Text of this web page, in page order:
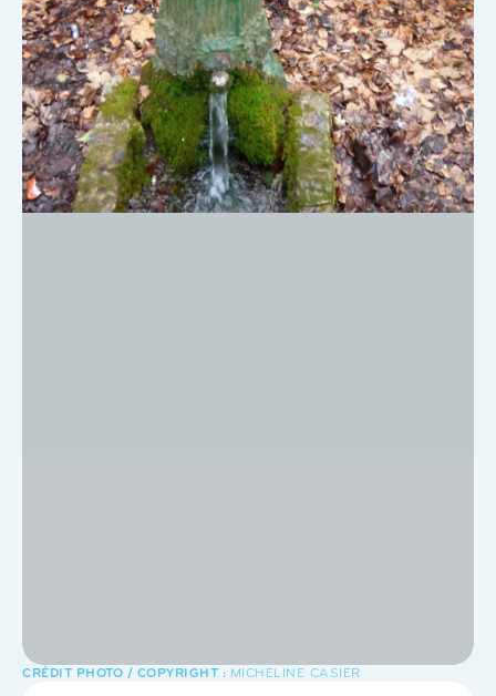
MICHELINE CASIER